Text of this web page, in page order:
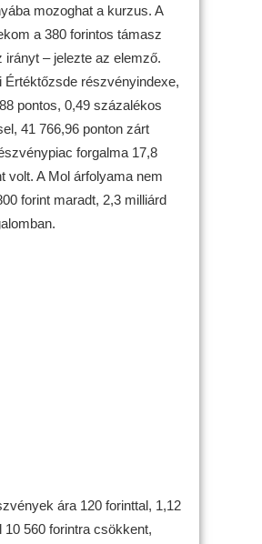
mozoghat a kurzus. A
a 380 forintos támasz
irányt – jelezte az elemző.
Értéktőzsde részvényindexe,
pontos, 0,49 százalékos
41 766,96 ponton zárt
forgalma 17,8
volt. A Mol árfolyama nem
forint maradt, 2,3 milliárd
ára 120 forinttal, 1,12
560 forintra csökkent,